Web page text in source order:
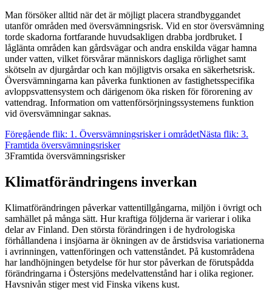
Man försöker alltid när det är möjligt placera strandbyggandet
utanför områden med översvämningsrisk. Vid en stor översvämning
torde skadorna fortfarande huvudsakligen drabba jordbruket. I
låglänta områden kan gårdsvägar och andra enskilda vägar hamna
under vatten, vilket försvårar människors dagliga rörlighet samt
skötseln av djurgårdar och kan möjligtvis orsaka en säkerhetsrisk.
Översvämningarna kan påverka funktionen av fastighetsspecifika
avloppsvattensystem och därigenom öka risken för förorening av
vattendrag. Information om vattenförsörjningssystemens funktion
vid översvämningar saknas.
Föregående flik: 1. Översvämningsrisker i områdetNästa flik: 3.
Framtida översvämningsrisker
3Framtida översvämningsrisker
Klimatförändringens inverkan
Klimatförändringen påverkar vattentillgångarna, miljön i övrigt och
samhället på många sätt. Hur kraftiga följderna är varierar i olika
delar av Finland. Den största förändringen i de hydrologiska
förhållandena i insjöarna är ökningen av de årstidsvisa variationerna
i avrinningen, vattenföringen och vattenståndet. På kustområdena
har landhöjningen betydelse för hur stor påverkan de förutspådda
förändringarna i Östersjöns medelvattenstånd har i olika regioner.
Havsnivån stiger mest vid Finska vikens kust.